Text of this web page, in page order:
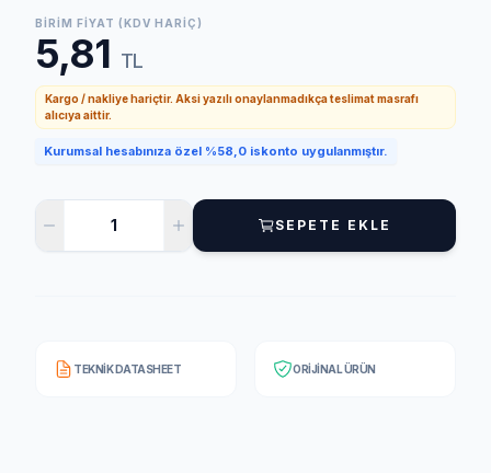
BIRIM FIYAT (KDV HARIÇ)
5,81 TL
Kargo / nakliye hariçtir. Aksi yazılı onaylanmadıkça teslimat masrafı
alıcıya aittir.
Kurumsal hesabınıza özel %58,0 iskonto uygulanmıştır.
SEPETE EKLE
TEKNIK DATASHEET ORIJINAL ÜRÜN